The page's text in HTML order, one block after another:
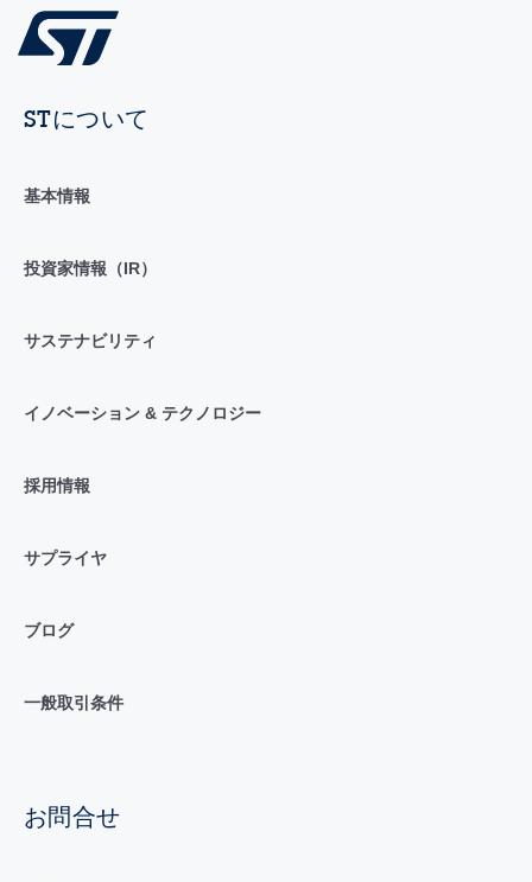
STについて
基本情報
投資家情報（IR）
サステナビリティ
イノベーション & テクノロジー
採用情報
サプライヤ
ブログ
一般取引条件
お問合せ